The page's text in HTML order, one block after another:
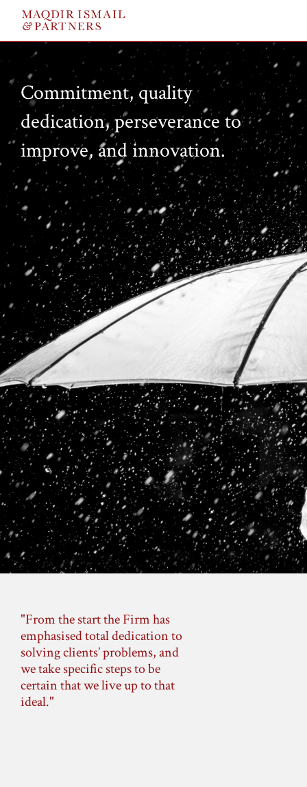
Commitment, quality
dedication, perseverance to
improve, and innovation.
From the start the Firm has
emphasised total dedication to
solving clients’ problems, and
we take specific steps to be
certain that we live up to that
ideal.